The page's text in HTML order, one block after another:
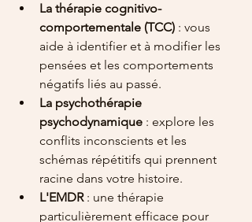
La thérapie cognitivo-
comportementale (TCC) : vous
aide à identifier et à modifier les
pensées et les comportements
négatifs liés au passé.
La psychothérapie
psychodynamique : explore les
conflits inconscients et les
schémas répétitifs qui prennent
racine dans votre histoire.
L'EMDR : une thérapie
particulièrement efficace pour